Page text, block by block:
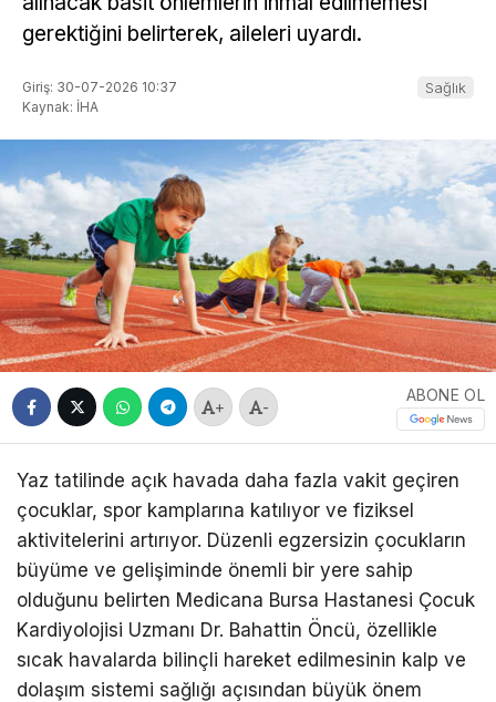
gerektiğini belirterek, aileleri uyardı.
Giriş: 30-07-2026 10:37
Kaynak: İHA
Sağlık
+ -
ABONE OL
Yaz tatilinde açık havada daha fazla vakit geçiren
çocuklar, spor kamplarına katılıyor ve fiziksel
aktivitelerini artırıyor. Düzenli egzersizin çocukların
büyüme ve gelişiminde önemli bir yere sahip
olduğunu belirten Medicana Bursa Hastanesi Çocuk
Kardiyolojisi Uzmanı Dr. Bahattin Öncü, özellikle
sıcak havalarda bilinçli hareket edilmesinin kalp ve
dolaşım sistemi sağlığı açısından büyük önem